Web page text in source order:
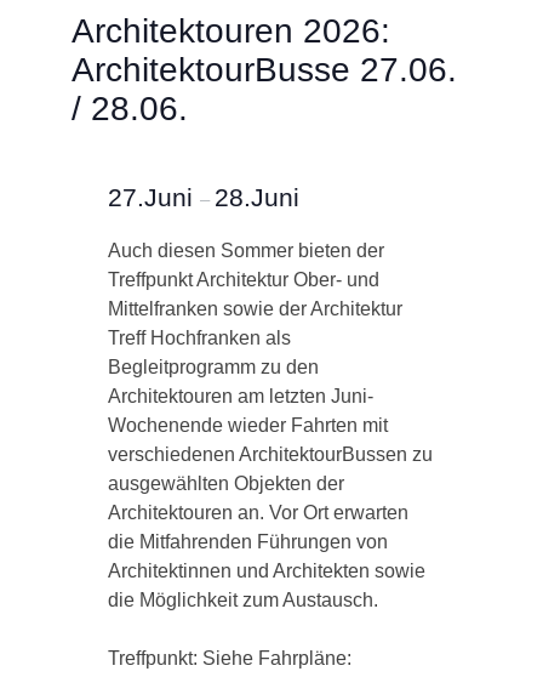
Architektouren 2026:
ArchitektourBusse 27.06.
/ 28.06.
27.Juni – 28.Juni
Auch diesen Sommer bieten der
Treffpunkt Architektur Ober- und
Mittelfranken sowie der Architektur
Treff Hochfranken als
Begleitprogramm zu den
Architektouren am letzten Juni-
Wochenende wieder Fahrten mit
verschiedenen ArchitektourBussen zu
ausgewählten Objekten der
Architektouren an. Vor Ort erwarten
die Mitfahrenden Führungen von
Architektinnen und Architekten sowie
die Möglichkeit zum Austausch.
Treffpunkt: Siehe Fahrpläne: